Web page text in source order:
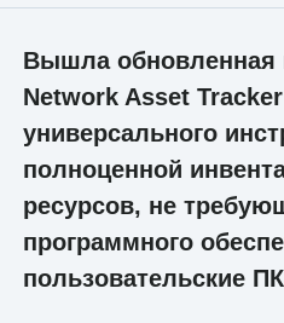
Вышла обновленная
Network Asset
универсального
полноценной
ресурсов, не
программного
пользовательские